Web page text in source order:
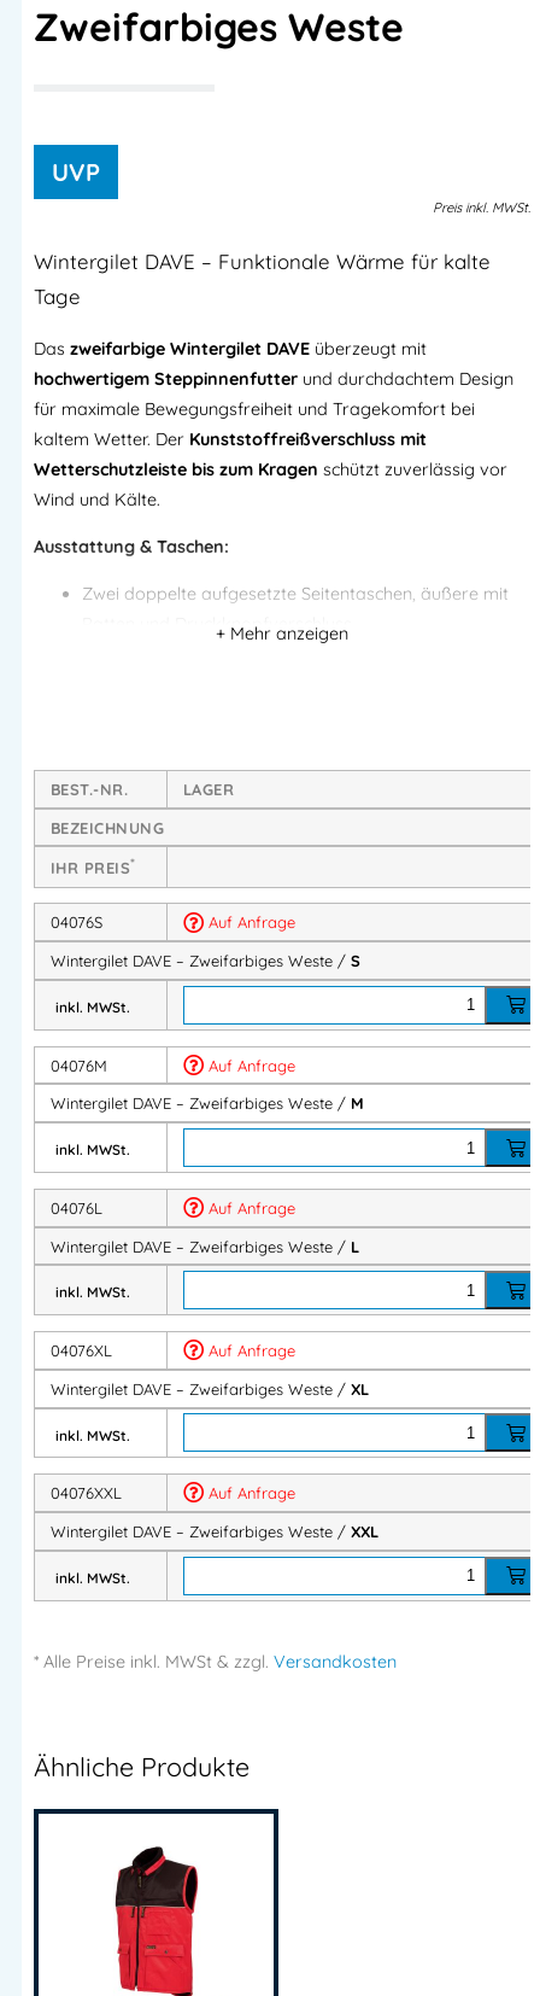
Zweifarbiges Weste
Preis inkl. MWSt.
Wintergilet DAVE – Funktionale Wärme für kalte
Tage
Das zweifarbige Wintergilet DAVE überzeugt mit
hochwertigem Steppinnenfutter und durchdachtem Design
für maximale Bewegungsfreiheit und Tragekomfort bei
kaltem Wetter. Der Kunststoffreißverschluss mit
Wetterschutzleiste bis zum Kragen schützt zuverlässig vor
Wind und Kälte.
Ausstattung & Taschen:
Zwei doppelte aufgesetzte Seitentaschen, äußere mit
Patten und Druckknopfverschluss
Material & Pflege:
Obermaterial:100 % Nylon – robust und pflegeleicht
Futter:
optimalen Komfort
Vorteile:
Ideal für Outdoor, Beruf oder Freizeit
Zahlreiche funktionale Taschen für Werkzeug,
Smartphone oder Stifte
Schutz vor Wind und Kälte dank hoher Kragenlösung
Wintergilet DAVE, zweifarbiges Gilet, Steppweste, Outdoor
Gilet, Arbeitsweste warm, Winterweste Nylon, funktionale
Winterbekleidung
04076 Kategorie:Westen
Herstellerinformationen
Importeur:
Intertex Handels GmbH
Herstelleranschrift:
5225 Jeging – AUSTRIA
Mehr Information E-Mail: info@bannenberg.at
Intertex Handels GmbH
5225 Jeging – AUSTRIA
BEST.-NR.
LAGER
BEZEICHNUNG
IHR PREIS*
04076S
Auf Anfrage
Wintergilet DAVE – Zweifarbiges Weste / S
inkl. MWSt.
04076M
Auf Anfrage
Wintergilet DAVE – Zweifarbiges Weste / M
inkl. MWSt.
04076L
Auf Anfrage
Wintergilet DAVE – Zweifarbiges Weste / L
inkl. MWSt.
04076XL
Auf Anfrage
Wintergilet DAVE – Zweifarbiges Weste / XL
inkl. MWSt.
04076XXL
Auf Anfrage
Wintergilet DAVE – Zweifarbiges Weste / XXL
inkl. MWSt.
* Alle Preise inkl. MWSt & zzgl. Versandkosten
Ähnliche Produkte